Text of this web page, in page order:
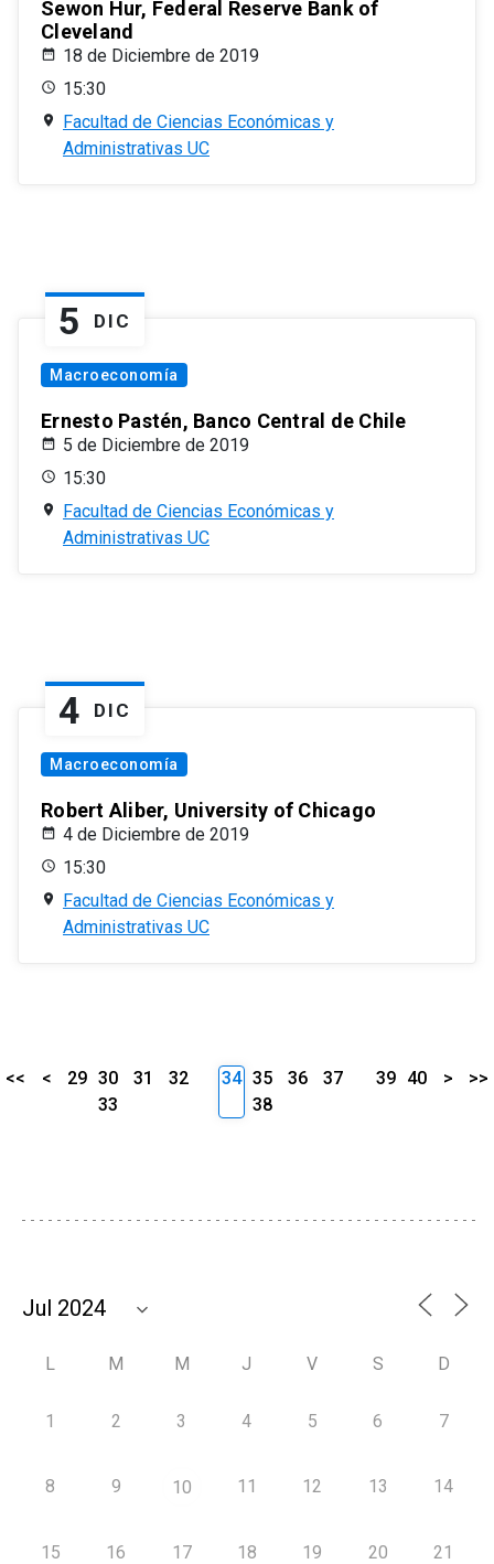
Sewon Hur, Federal Reserve Bank of
Cleveland
18 de Diciembre de 2019
15:30
Facultad de Ciencias Económicas y
Administrativas UC
5 DIC
Macroeconomía
Ernesto Pastén, Banco Central de Chile
5 de Diciembre de 2019
15:30
Facultad de Ciencias Económicas y
Administrativas UC
4 DIC
Macroeconomía
Robert Aliber, University of Chicago
4 de Diciembre de 2019
15:30
Facultad de Ciencias Económicas y
Administrativas UC
<< < 29 30 31
32
33
34 35 36
37
38
39 40 > >>
L M M J V S D
1 2 3 4 5 6 7
8 9 10 11 12 13 14
15 16 17 18 19 20 21